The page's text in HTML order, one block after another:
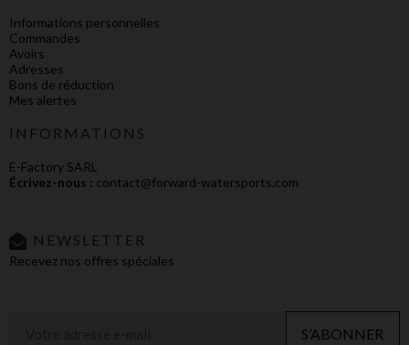
Informations personnelles
Commandes
Avoirs
Adresses
Bons de réduction
Mes alertes
INFORMATIONS
E-Factory SARL
Écrivez-nous : contact@forward-watersports.com
NEWSLETTER
Recevez nos offres spéciales
S’ABONNER